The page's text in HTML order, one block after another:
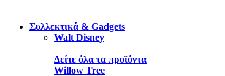
Συλλεκτικά & Gadgets
Walt Disney
Δείτε όλα τα προϊόντα
Willow Tree